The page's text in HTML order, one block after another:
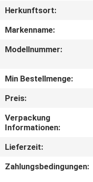
VR-
SHOW
ÜBER
UNS
NEUIGKEITEN
Herkunftsort:
Markenname:
Modellnummer:
Min Bestellmenge:
Preis:
Verpackung
Informationen:
Lieferzeit:
Zahlungsbedingungen: